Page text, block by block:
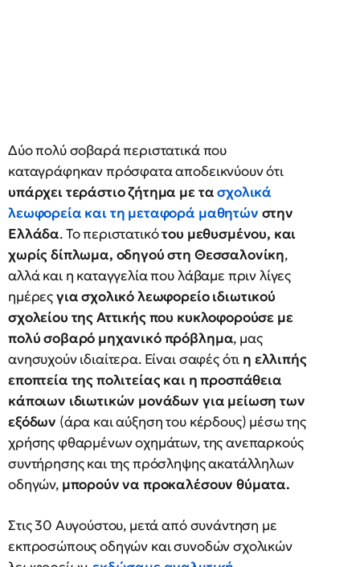
Δύο πολύ σοβαρά περιστατικά που
καταγράφηκαν πρόσφατα αποδεικνύουν ότι
υπάρχει τεράστιο ζήτημα με τασχολικά
λεωφορεία και τη μεταφορά μαθητών στην
Ελλάδα. Το περιστατικότου μεθυσμένου, και
χωρίς δίπλωμα, οδηγού στη Θεσσαλονίκη,
αλλά και η καταγγελία που λάβαμε πριν λίγες
ημέρεςγια σχολικό λεωφορείο ιδιωτικού
σχολείου της Αττικής που κυκλοφορούσε με
πολύ σοβαρό μηχανικό πρόβλημα, μας
ανησυχούν ιδιαίτερα. Είναι σαφές ότι η ελλιπής
εποπτεία της πολιτείας και η προσπάθεια
κάποιων ιδιωτικών μονάδων για μείωση των
εξόδων (άρα και αύξηση του κέρδους) μέσω της
χρήσης φθαρμένων οχημάτων, της ανεπαρκούς
συντήρησης και της πρόσληψης ακατάλληλων
οδηγών, μπορούν να προκαλέσουν θύματα.
Στις 30 Αυγούστου, μετά από συνάντηση με
εκπροσώπους οδηγών και συνοδών σχολικών